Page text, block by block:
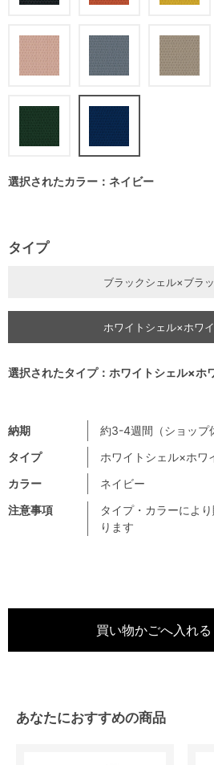
注意事項
タイプ・カラーによ
ります
納期
約3-4週間（ショップ
タイプ
ホワイトシェル×ホワ
カラー
ネイビー
選択されたカラー：ネイビー
タイプ
ブラックシェル×ブラ
ホワイトシェル×ホワ
選択されたタイプ：ホワイトシェル×ホ
あなたにおすすめの商品